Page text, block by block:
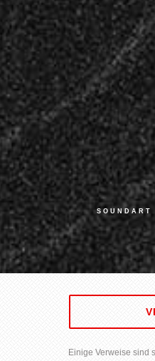
SOUNDART
Einige Verweise sind